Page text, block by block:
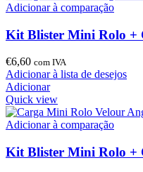
Adicionar à comparação
Kit Blister Mini Rolo +
€6,60 com IVA
Adicionar à lista de desejos
Adicionar
Quick view
Adicionar à comparação
Kit Blister Mini Rolo +